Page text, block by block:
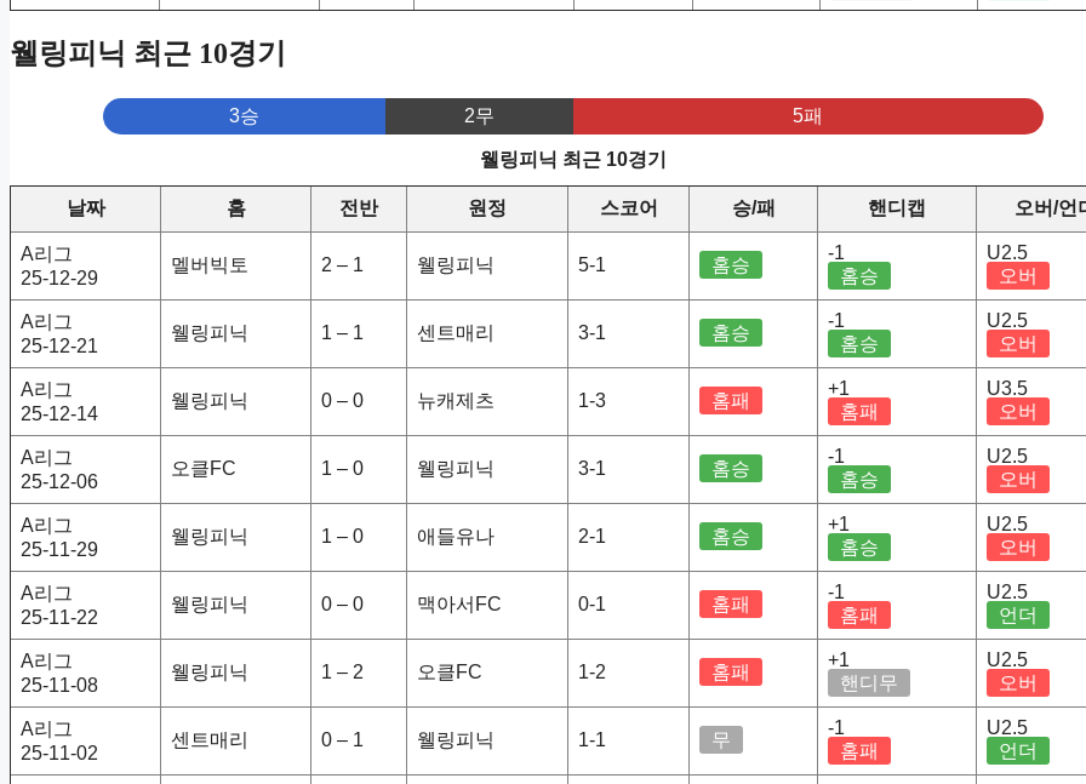
웰링피닉 최근 10경기
3승 2무 5패
웰링피닉 최근 10경기
날짜 홈 전반 원정 스코어 승/패 핸디캡 오버/언
A리그
25-12-29
멜버빅토 2 – 1 웰링피닉 5-1 홈승
-1
홈승
U2.5
오버
A리그
25-12-21
웰링피닉 1 – 1 센트매리 3-1 홈승
-1
홈승
U2.5
오버
A리그
25-12-14
웰링피닉 0 – 0 뉴캐제츠 1-3 홈패
+1
홈패
U3.5
오버
A리그
25-12-06
오클FC 1 – 0 웰링피닉 3-1 홈승
-1
홈승
U2.5
오버
A리그
25-11-29
웰링피닉 1 – 0 애들유나 2-1 홈승
+1
홈승
U2.5
오버
A리그
25-11-22
웰링피닉 0 – 0 맥아서FC 0-1 홈패
-1
홈패
U2.5
언더
A리그
25-11-08
웰링피닉 1 – 2 오클FC 1-2 홈패
+1
핸디무
U2.5
오버
A리그
25-11-02
센트매리 0 – 1 웰링피닉 1-1 무
-1
홈패
U2.5
언더